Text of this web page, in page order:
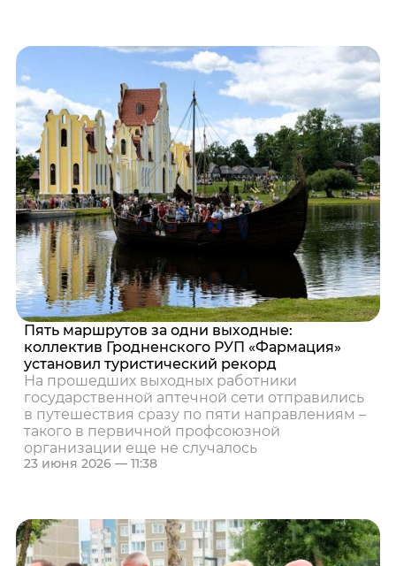
Пять маршрутов за одни выходные:
коллектив Гродненского РУП «Фармация»
установил туристический рекорд
На прошедших выходных работники
государственной аптечной сети отправились
в путешествия сразу по пяти направлениям –
такого в первичной профсоюзной
организации еще не случалось
23 июня 2026 — 11:38